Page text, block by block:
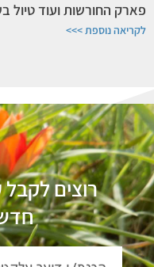
פארק החורשות ועוד טיול
לקריאה נוספת >>>
רוצים